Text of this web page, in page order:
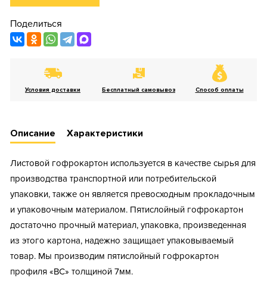
Поделиться
Условия доставки Бесплатный самовывоз Способ оплаты
Описание Характеристики
Листовой гофрокартон используется в качестве сырья для
производства транспортной или потребительской
упаковки, также он является превосходным прокладочным
и упаковочным материалом. Пятислойный гофрокартон
достаточно прочный материал, упаковка, произведенная
из этого картона, надежно защищает упаковываемый
товар. Мы производим пятислойный гофрокартон
профиля «ВС» толщиной 7мм.